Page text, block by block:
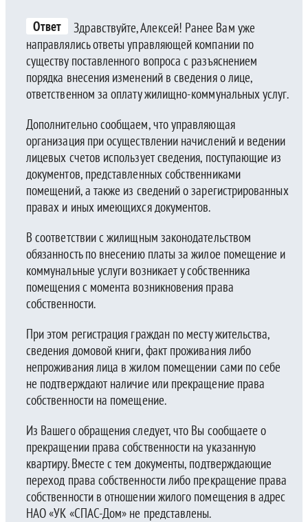
Ответ
Здравствуйте, Алексей! Ранее Вам уже
направлялись ответы управляющей компании по
существу поставленного вопроса с разъяснением
порядка внесения изменений в сведения о лице,
ответственном за оплату жилищно-коммунальных услуг.
Дополнительно сообщаем, что управляющая
организация при осуществлении начислений и ведении
лицевых счетов использует сведения, поступающие из
документов, представленных собственниками
помещений, а также из сведений о зарегистрированных
правах и иных имеющихся документов.
В соответствии с жилищным законодательством
обязанность по внесению платы за жилое помещение и
коммунальные услуги возникает у собственника
помещения с момента возникновения права
собственности.
При этом регистрация граждан по месту жительства,
сведения домовой книги, факт проживания либо
непроживания лица в жилом помещении сами по себе
не подтверждают наличие или прекращение права
собственности на помещение.
Из Вашего обращения следует, что Вы сообщаете о
прекращении права собственности на указанную
квартиру. Вместе с тем документы, подтверждающие
переход права собственности либо прекращение права
собственности в отношении жилого помещения в адрес
НАО «УК «СПАС-Дом» не представлены.